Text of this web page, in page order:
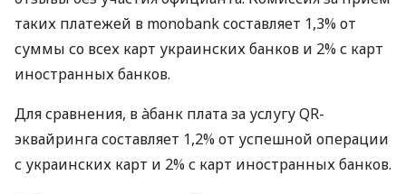
таких платежей в monobank составляет 1,3% от
суммы со всех карт украинских банков и 2% с карт
иностранных банков.
Для сравнения, в àбанк плата за услугу QR-
эквайринга составляет 1,2% от успешной операции
с украинских карт и 2% с карт иностранных банков.